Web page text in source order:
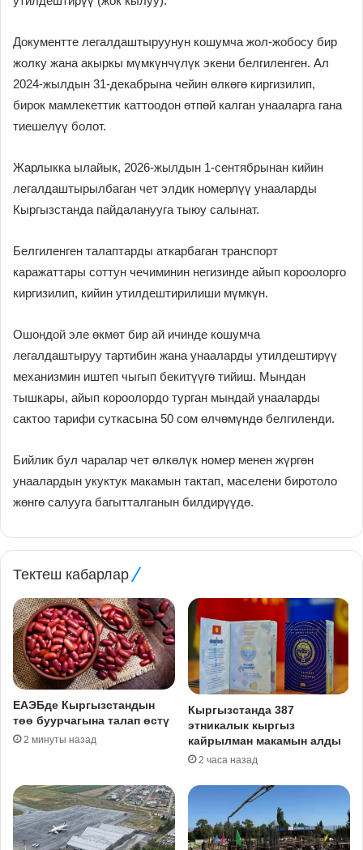
Документте легалдаштыруунун кошумча жол-жобосу бир
жолку жана акыркы мүмкүнчүлүк экени белгиленген. Ал
2024-жылдын 31-декабрына чейин өлкөгө киргизилип,
бирок мамлекеттик каттоодон өтпөй калган унааларга гана
тиешелүү болот.
Жарлыкка ылайык, 2026-жылдын 1-сентябрынан кийин
легалдаштырылбаган чет элдик номерлүү унааларды
Кыргызстанда пайдаланууга тыюу салынат.
Белгиленген талаптарды аткарбаган транспорт
каражаттары соттун чечиминин негизинде айып короолорго
киргизилип, кийин утилдештирилиши мүмкүн.
Ошондой эле өкмөт бир ай ичинде кошумча
легалдаштыруу тартибин жана унааларды утилдештирүү
механизмин иштеп чыгып бекитүүгө тийиш. Мындан
тышкары, айып короолордо турган мындай унааларды
сактоо тарифи суткасына 50 сом өлчөмүндө белгиленди.
Бийлик бул чаралар чет өлкөлүк номер менен жүргөн
унаалардын укуктук макамын тактап, маселени биротоло
жөнгө салууга багытталганын билдирүүдө.
Тектеш кабарлар
ЕАЭБде Кыргызстандын
төө буурчагына талап өстү
2 минуты назад
Кыргызстанда 387
этникалык кыргыз
кайрылман макамын алды
2 часа назад